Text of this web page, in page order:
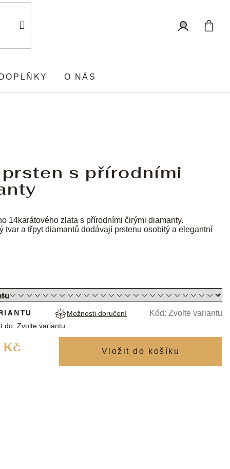
DOPLŇKY O NÁS
s přírodními
14karátového zlata s přírodními čirými diamanty.
tvar a třpyt diamantů dodávají prstenu osobitý a elegantní
do: Zvolte variantu
Možnosti doručení Kód: Zvolte variantu